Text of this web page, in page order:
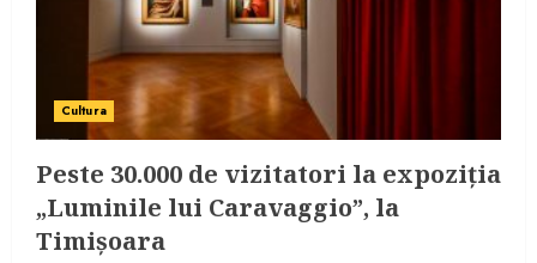
Cultura
Peste 30.000 de vizitatori la expoziția
„Luminile lui Caravaggio”, la
Timișoara